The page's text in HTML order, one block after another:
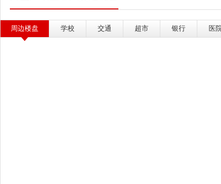
周边楼盘 学校 交通 超市 银行 医